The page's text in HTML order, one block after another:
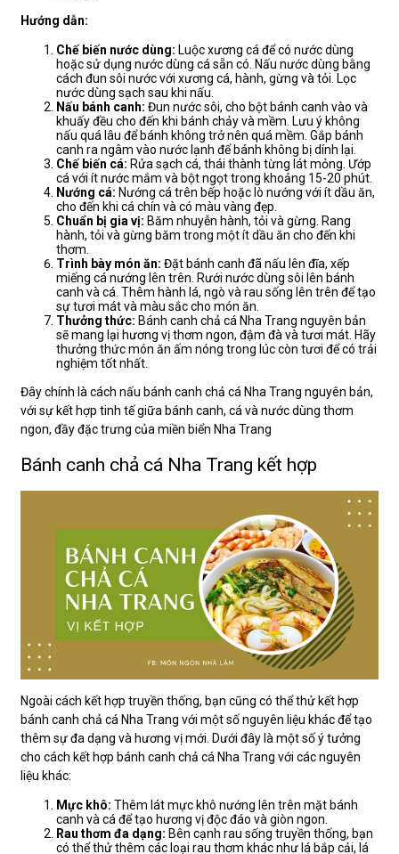
Hướng dẫn:
Chế biến nước dùng: Luộc xương cá để có nước dùng
hoặc sử dụng nước dùng cá sẵn có. Nấu nước dùng bằng
cách đun sôi nước với xương cá, hành, gừng và tỏi. Lọc
nước dùng sạch sau khi nấu.
Nấu bánh canh: Đun nước sôi, cho bột bánh canh vào và
khuấy đều cho đến khi bánh chảy và mềm. Lưu ý không
nấu quá lâu để bánh không trở nên quá mềm. Gắp bánh
canh ra ngâm vào nước lạnh để bánh không bị dính lại.
Chế biến cá: Rửa sạch cá, thái thành từng lát mỏng. Ướp
cá với ít nước mắm và bột ngọt trong khoảng 15-20 phút.
Nướng cá: Nướng cá trên bếp hoặc lò nướng với ít dầu ăn,
cho đến khi cá chín và có màu vàng đẹp.
Chuẩn bị gia vị: Băm nhuyễn hành, tỏi và gừng. Rang
hành, tỏi và gừng băm trong một ít dầu ăn cho đến khi
thơm.
Trình bày món ăn: Đặt bánh canh đã nấu lên đĩa, xếp
miếng cá nướng lên trên. Rưới nước dùng sôi lên bánh
canh và cá. Thêm hành lá, ngò và rau sống lên trên để tạo
sự tươi mát và màu sắc cho món ăn.
Thưởng thức: Bánh canh chả cá Nha Trang nguyên bản
sẽ mang lại hương vị thơm ngon, đậm đà và tươi mát. Hãy
thưởng thức món ăn ấm nóng trong lúc còn tươi để có trải
nghiệm tốt nhất.
Đây chính là cách nấu bánh canh chả cá Nha Trang nguyên bản,
với sự kết hợp tinh tế giữa bánh canh, cá và nước dùng thơm
ngon, đầy đặc trưng của miền biển Nha Trang
Bánh canh chả cá Nha Trang kết hợp
Ngoài cách kết hợp truyền thống, bạn cũng có thể thử kết hợp
bánh canh chả cá Nha Trang với một số nguyên liệu khác để tạo
thêm sự đa dạng và hương vị mới. Dưới đây là một số ý tưởng
cho cách kết hợp bánh canh chả cá Nha Trang với các nguyên
liệu khác:
Mực khô: Thêm lát mực khô nướng lên trên mặt bánh
canh và cá để tạo hương vị độc đáo và giòn ngon.
Rau thơm đa dạng: Bên cạnh rau sống truyền thống, bạn
có thể thử thêm các loại rau thơm khác như lá bắp cải, lá